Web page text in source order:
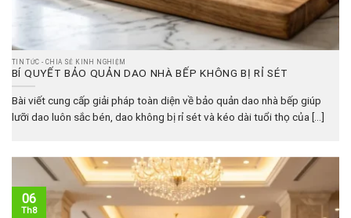
TIN TỨC - CHIA SẺ KINH NGHIỆM
BÍ QUYẾT BẢO QUẢN DAO NHÀ BẾP KHÔNG BỊ RỈ SÉT
Bài viết cung cấp giải pháp toàn diện về bảo quản dao nhà bếp giúp
lưỡi dao luôn sắc bén, dao không bị rỉ sét và kéo dài tuổi thọ của [...]
06
Th8